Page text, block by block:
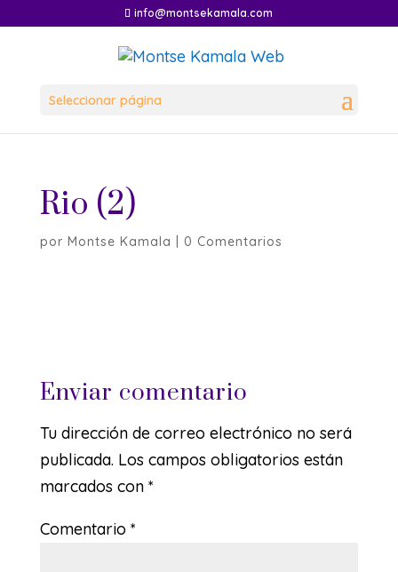
info@montsekamala.com
Seleccionar página
Rio (2)
por Montse Kamala 0 Comentarios
Enviar comentario
Tu dirección de correo electrónico no será
publicada. Los campos obligatorios están
marcados con *
Comentario *